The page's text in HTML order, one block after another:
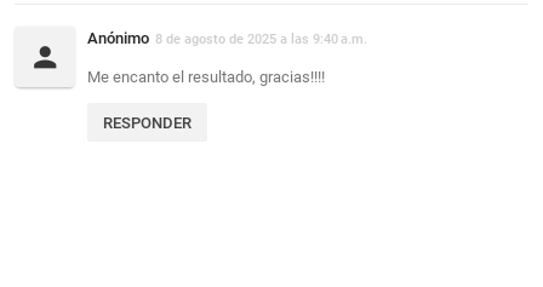
Anónimo 8 de agosto de 2025 a las 9:40 a.m.
Me encanto el resultado, gracias!!!!
RESPONDER